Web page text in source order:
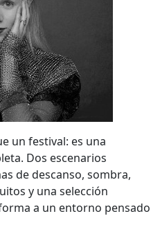
un festival: es una
Dos escenarios
de descanso, sombra,
y una selección
a un entorno pensado